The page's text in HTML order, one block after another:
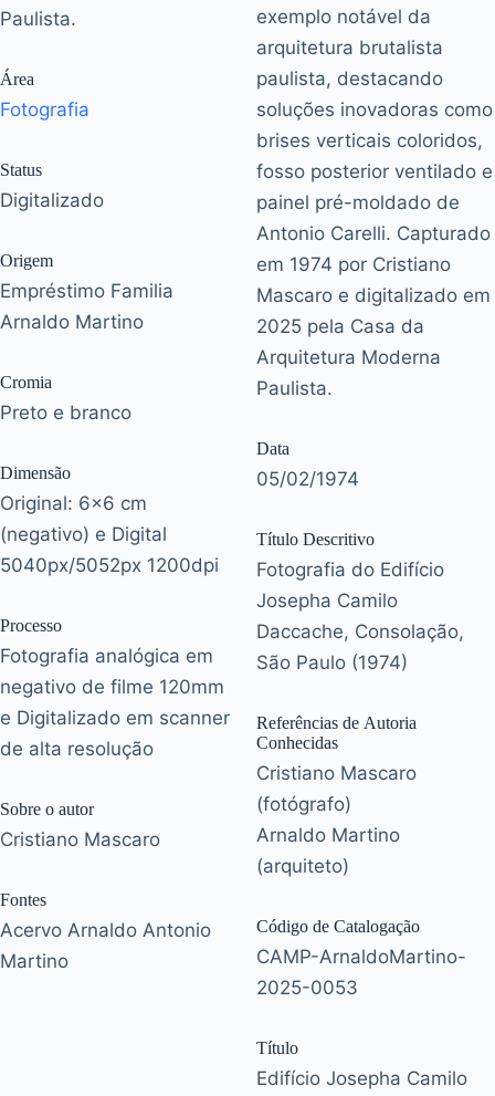
Paulista.
Área
Fotografia
Status
Digitalizado
Origem
Empréstimo Familia
Arnaldo Martino
Cromia
Preto e branco
Dimensão
Original: 6x6 cm
(negativo) e Digital
5040px/5052px 1200dpi
Processo
Fotografia analógica em
negativo de filme 120mm
e Digitalizado em scanner
de alta resolução
Sobre o autor
Cristiano Mascaro
Fontes
Acervo Arnaldo Antonio
Martino
exemplo notável da
arquitetura brutalista
paulista, destacando
soluções inovadoras como
brises verticais coloridos,
fosso posterior ventilado e
painel pré-moldado de
Antonio Carelli. Capturado
em 1974 por Cristiano
Mascaro e digitalizado em
2025 pela Casa da
Arquitetura Moderna
Paulista.
Data
05/02/1974
Título Descritivo
Fotografia do Edifício
Josepha Camilo
Daccache, Consolação,
São Paulo (1974)
Referências de Autoria
Conhecidas
Cristiano Mascaro
(fotógrafo)
Arnaldo Martino
(arquiteto)
Código de Catalogação
CAMP-ArnaldoMartino-
2025-0053
Título
Edifício Josepha Camilo